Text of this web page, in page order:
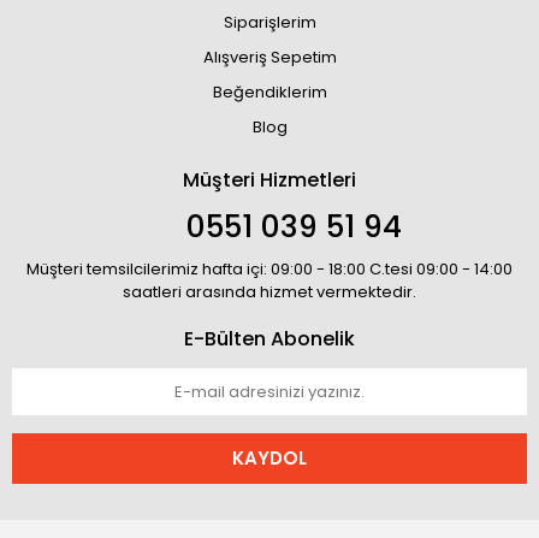
Siparişlerim
Alışveriş Sepetim
Beğendiklerim
Blog
Müşteri Hizmetleri
0551 039 51 94
Müşteri temsilcilerimiz hafta içi: 09:00 - 18:00 C.tesi 09:00 - 14:00
saatleri arasında hizmet vermektedir.
E-Bülten Abonelik
KAYDOL